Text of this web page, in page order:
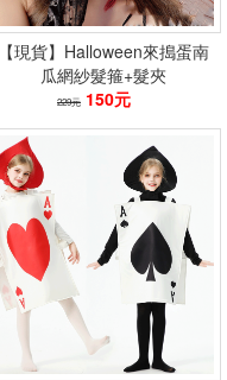
【現貨】Halloween來搗蛋南
瓜網紗髮箍+髮夾
229元 150元